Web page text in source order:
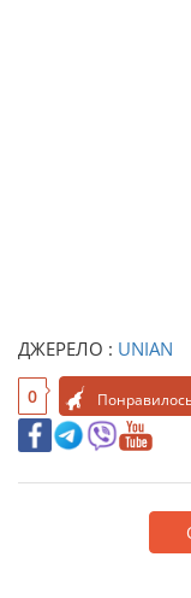
ДЖЕРЕЛО : UNIAN
0